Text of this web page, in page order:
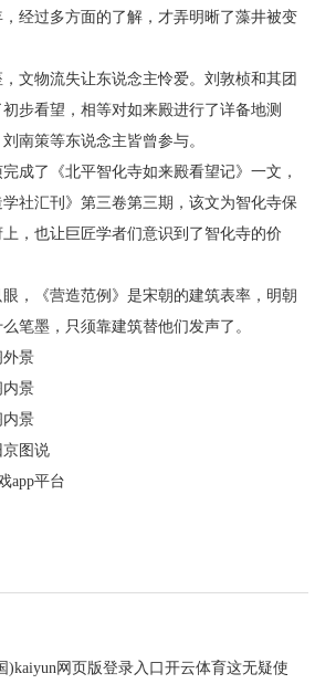
，经过多方面的了解，才弄明晰了藻井被变
文物流失让东说念主怜爱。刘敦桢和其团
步看望，相等对如来殿进行了详备地测
南策等东说念主皆曾参与。
成了《北平智化寺如来殿看望记》一文，
社汇刊》第三卷第三期，该文为智化寺保
，也让巨匠学者们意识到了智化寺的价
，《营造范例》是宋朝的建筑表率，明朝
笔墨，只须靠建筑替他们发声了。
外景
内景
内景
图说
app平台
)kaiyun网页版登录入口开云体育这无疑使